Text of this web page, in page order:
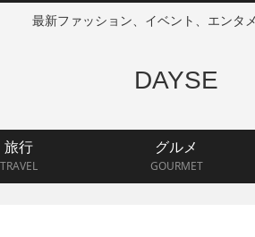
最新ファッション、イベント、エンタ
DAYSE
旅行
TRAVEL
グルメ
GOURMET